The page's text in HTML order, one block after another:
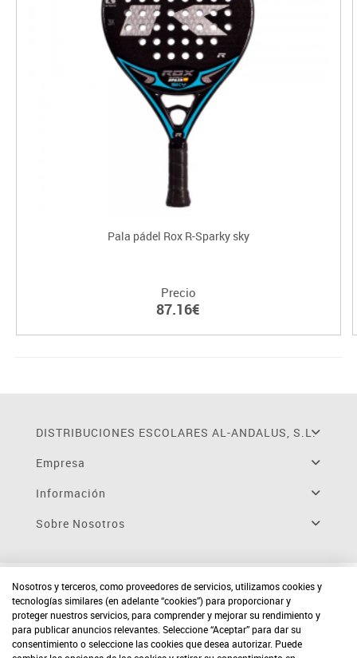
Pala pádel Rox R-Sparky sky
Precio
87.16€
DISTRIBUCIONES ESCOLARES AL-ANDALUS, S.L.
Empresa
Información
Sobre Nosotros
Nosotros y terceros, como proveedores de servicios, utilizamos cookies y
tecnologías similares (en adelante “cookies”) para proporcionar y
proteger nuestros servicios, para comprender y mejorar su rendimiento y
para publicar anuncios relevantes. Seleccione “Aceptar” para dar su
consentimiento o seleccione las cookies que desea autorizar. Puede